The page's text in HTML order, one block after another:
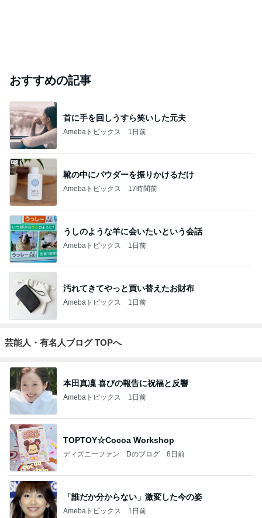
おすすめの記事
首に手を回しうすら笑いした元夫
Amebaトピックス 1日前
靴の中にパウダーを振りかけるだけ
Amebaトピックス 17時間前
うしのような羊に会いたいという会話
Amebaトピックス 1日前
汚れてきてやっと買い替えたお財布
Amebaトピックス 1日前
芸能人・有名人ブログ TOPへ
本田真凜 喜びの報告に祝福と反響
Amebaトピックス 1日前
TOPTOY☆Cocoa Workshop
ディズニーファン Dのブログ 8日前
「誰だか分からない」激変した今の姿
Amebaトピックス 1日前